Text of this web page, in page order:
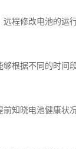
程修改电池的运
根据不同的时间
知晓电池健康状